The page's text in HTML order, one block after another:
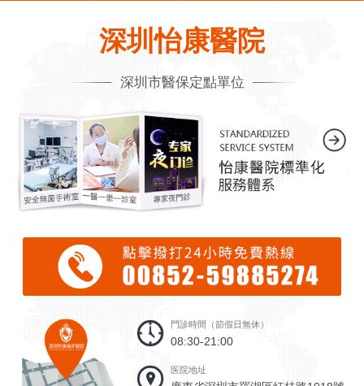
深圳怡康醫院
深圳市醫保定點單位
門診時間（節假日無休）
08:30-21:00
医院地址